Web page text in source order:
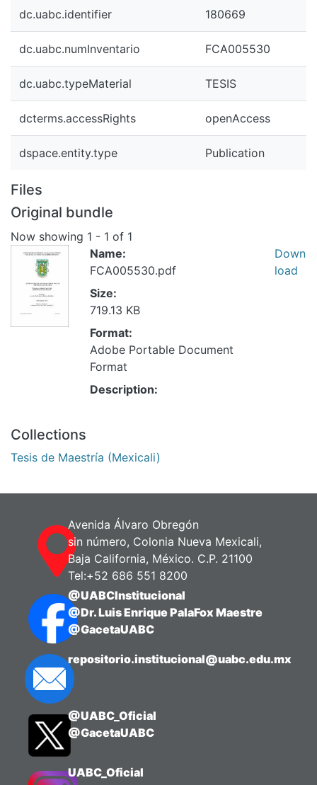
dc.uabc.identifier 180669
dc.uabc.numInventario FCA005530
dc.uabc.typeMaterial TESIS
dcterms.accessRights openAccess
dspace.entity.type Publication
Files
Original bundle
Now showing 1 - 1 of 1
Name:
FCA005530.pdf
Size:
719.13 KB
Format:
Adobe Portable Document
Format
Description:
Down
load
Collections
Tesis de Maestría (Mexicali)
Avenida Álvaro Obregón
sin número, Colonia Nueva Mexicali,
Baja California, México. C.P. 21100
Tel:+52 686 551 8200
@UABCInstitucional
@Dr. Luis Enrique PalaFox Maestre
@GacetaUABC
repositorio.institucional@uabc.edu.mx
@UABC_Oficial
@GacetaUABC
UABC_Oficial